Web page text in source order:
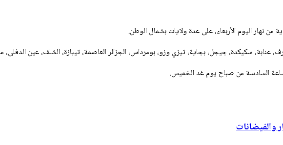
نهار اليوم الأربعاء، على عدة ولايات بشمال الوطن.
سكيكدة، جيجل، بجاية، تيزي وزو، بومرداس، الجزائر العاصمة، تيبازة، الشلف، عين
السادسة من صباح يوم غد الخميس.
والفيضانات